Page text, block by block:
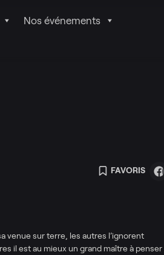
Nos événements
FAVORIS
venue sur terre, les autres l’ignorent
il est au mieux un grand maître à penser